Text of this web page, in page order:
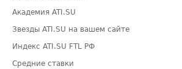
Академия ATI.SU
Звезды ATI.SU на вашем сайте
Индекс ATI.SU FTL РФ
Средние ставки